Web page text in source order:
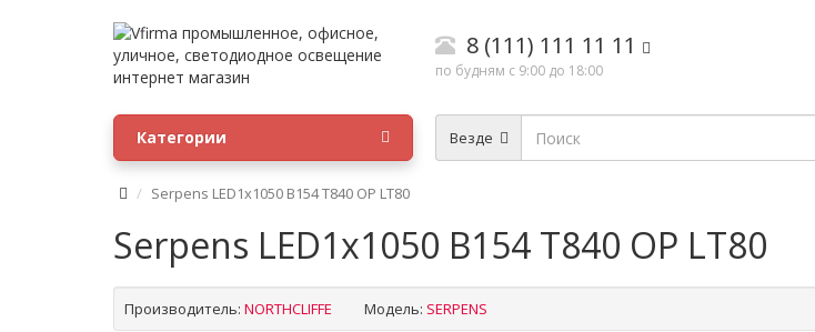
8 (111) 111 11 11
по будням с 9:00 до 18:00
Везде
Категории
Serpens LED1x1050 B154 T840 OP LT80
Serpens LED1x1050 B154 T840 OP LT80
Производитель: NORTHCLIFFE Модель: SERPENS